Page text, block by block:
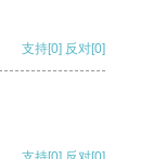
支持[0] 反对[0]